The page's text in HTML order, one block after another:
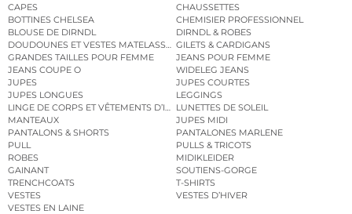
CAPES
CHAUSSETTES
BOTTINES CHELSEA
CHEMISIER PROFESSIONNEL
BLOUSE DE DIRNDL
DIRNDL & ROBES
DOUDOUNES ET VESTES MATELASSÉESGILETS & CARDIGANS
GRANDES TAILLES POUR FEMME
JEANS POUR FEMME
JEANS COUPE O
WIDELEG JEANS
JUPES
JUPES COURTES
JUPES LONGUES
LEGGINGS
LINGE DE CORPS ET VÊTEMENTS D’INTÉRIEURLUNETTES DE SOLEIL
MANTEAUX
JUPES MIDI
PANTALONS & SHORTS
PANTALONES MARLENE
PULL
PULLS & TRICOTS
ROBES
MIDIKLEIDER
GAINANT
SOUTIENS-GORGE
TRENCHCOATS
T-SHIRTS
VESTES
VESTES D’HIVER
VESTES EN LAINE